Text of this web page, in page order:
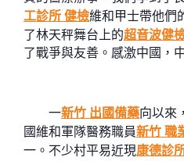
工診所 健檢維和甲士帶他們
了林天秤舞台上的超音波健
了戰爭與友善。感激中國，
一新竹 出國備藥向以來
國維和軍隊醫務職員新竹 職
一。不少村平易近現康德診